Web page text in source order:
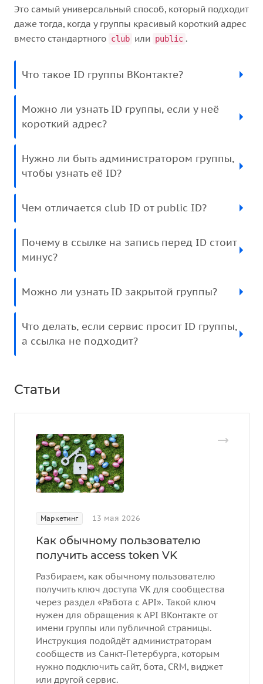
Это самый универсальный способ, который подходит
даже тогда, когда у группы красивый короткий адрес
вместо стандартного club или public .
Что такое ID группы ВКонтакте?
Можно ли узнать ID группы, если у неё
короткий адрес?
Нужно ли быть администратором группы,
чтобы узнать её ID?
Чем отличается club ID от public ID?
Почему в ссылке на запись перед ID стоит
минус?
Можно ли узнать ID закрытой группы?
Что делать, если сервис просит ID группы,
а ссылка не подходит?
Статьи
Маркетинг 13 мая 2026
Как обычному пользователю
получить access token VK
Разбираем, как обычному пользователю
получить ключ доступа VK для сообщества
через раздел «Работа с API». Такой ключ
нужен для обращения к API ВКонтакте от
имени группы или публичной страницы.
Инструкция подойдёт администраторам
сообществ из Санкт-Петербурга, которым
нужно подключить сайт, бота, CRM, виджет
или другой сервис.